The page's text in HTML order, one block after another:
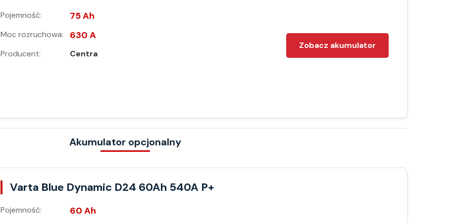
Pojemność: 75 Ah
Moc rozruchowa: 630 A
Producent: Centra
Zobacz akumulator
Akumulator opcjonalny
Varta Blue Dynamic D24 60Ah 540A P+
Pojemność: 60 Ah